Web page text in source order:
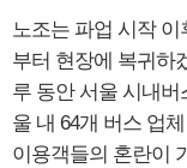
노조는 파업 시작
부터 현장에 복귀하
루 동안 서울 시내버
울 내 64개 버스 업
이용객들의 혼란이